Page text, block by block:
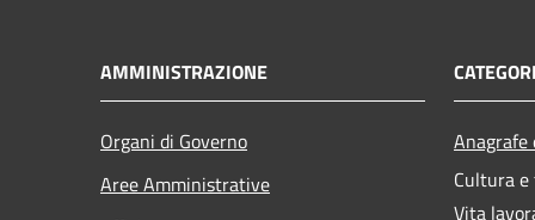
AMMINISTRAZIONE
Organi di Governo
Aree Amministrative
Cultura
Vita